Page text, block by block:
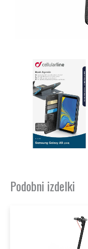
Podobni izdelki